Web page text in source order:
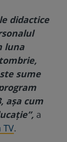
didactice
luna
sume
așa cum
a
TV.